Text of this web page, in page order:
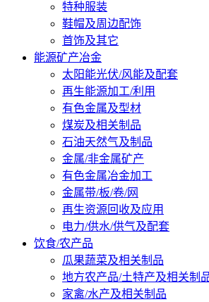
特种服装
鞋帽及周边配饰
首饰及其它
能源矿产冶金
太阳能光伏/风能及配套
再生能源加工/利用
有色金属及型材
煤炭及相关制品
石油天然气及制品
金属/非金属矿产
有色金属冶金加工
金属带/板/卷/网
再生资源回收及应用
电力/供水/供气及配套
饮食/农产品
瓜果蔬菜及相关制品
地方农产品/土特产及相关制
家禽/水产及相关制品